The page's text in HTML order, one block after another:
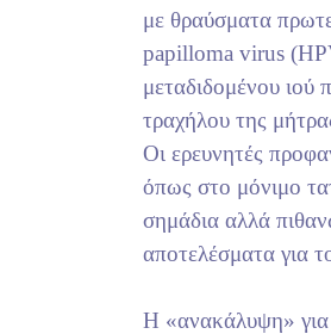
με θραύσματα
papilloma virus
μεταδιδομένου ιού
τραχήλου της
Oι ερευνητές
όπως στο μόνιμο
σημάδια αλλά
αποτελέσματα για
Η «ανακάλυψη»